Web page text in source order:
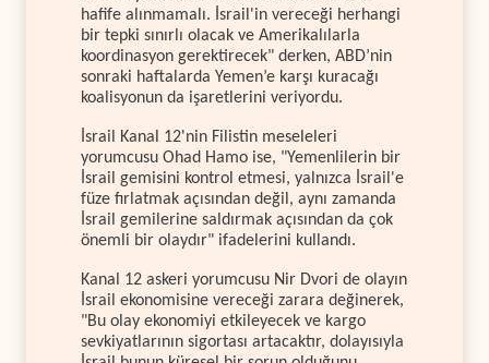
hafife alınmamalı. İsrail'in vereceği herhangi
bir tepki sınırlı olacak ve Amerikalılarla
koordinasyon gerektirecek" derken, ABD’nin
sonraki haftalarda Yemen’e karşı kuracağı
koalisyonun da işaretlerini veriyordu.
İsrail Kanal 12'nin Filistin meseleleri
yorumcusu Ohad Hamo ise, "Yemenlilerin bir
İsrail gemisini kontrol etmesi, yalnızca İsrail'e
füze fırlatmak açısından değil, aynı zamanda
İsrail gemilerine saldırmak açısından da çok
önemli bir olaydır" ifadelerini kullandı.
Kanal 12 askeri yorumcusu Nir Dvori de olayın
İsrail ekonomisine vereceği zarara değinerek,
"Bu olay ekonomiyi etkileyecek ve kargo
sevkiyatlarının sigortası artacaktır, dolayısıyla